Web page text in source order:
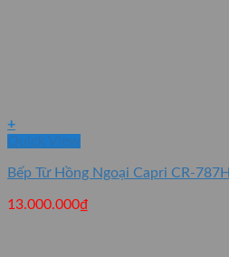
+
Quick View
Bếp Từ Hồng Ngoại Capri CR-787HI
13.000.000₫